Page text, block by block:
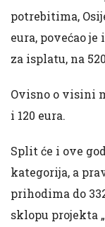
potrebitima,
eura, povećao
za isplatu, na
Ovisno o visini
i 120 eura.
Split će i ove
kategorija, a
prihodima do
sklopu projekta